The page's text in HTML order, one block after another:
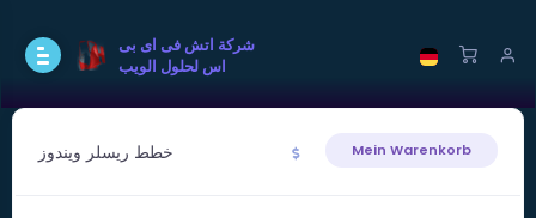
شركة اتش فى اى بى
اس لحلول الويب
خطط ريسلر ويندوز Mein Warenkorb